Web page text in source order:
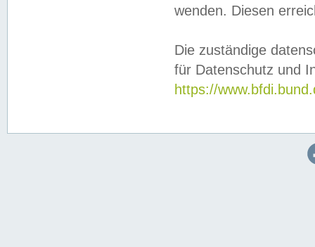
wenden. Diesen
Die zuständige
für Datenschutz und
https://